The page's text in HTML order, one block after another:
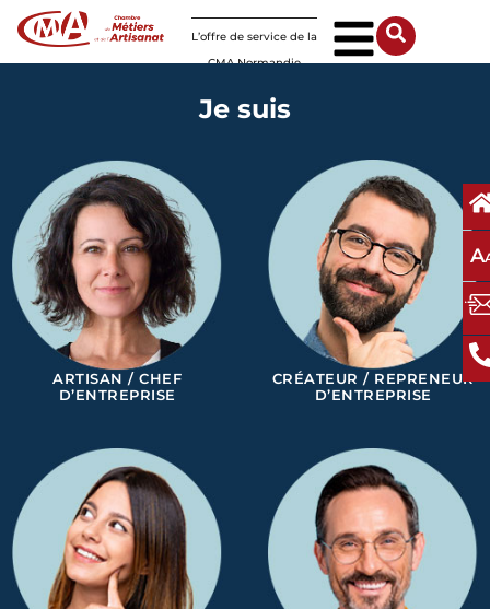
L’offre de service de la
CMA Normandie
A
Je suis
ARTISAN / CHEF
D’ENTREPRISE
CRÉATEUR / REPRENEUR
D’ENTREPRISE
Panneau de gestion des cookies